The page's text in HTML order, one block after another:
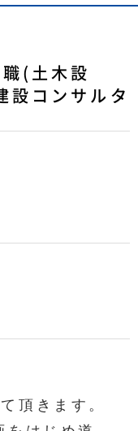
職(土木設
設コンサルタ
頂きます。